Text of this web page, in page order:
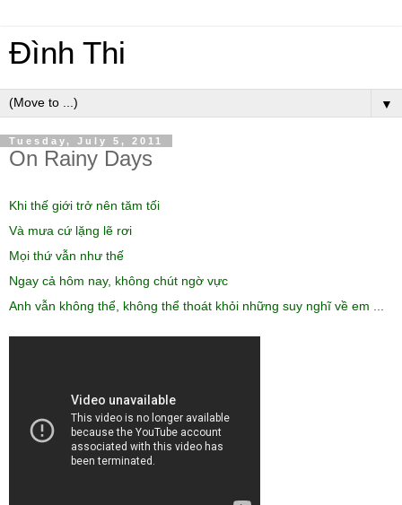
Đình Thi
▼
Tuesday, July 5, 2011
On Rainy Days
Khi thế giới trở nên tăm tối
Và mưa cứ lặng lẽ rơi
Mọi thứ vẫn như thế
Ngay cả hôm nay, không chút ngờ vực
Anh vẫn không thể, không thể thoát khỏi những suy nghĩ về em ...